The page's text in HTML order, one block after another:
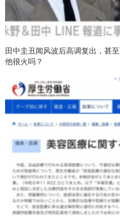
田中圭丑闻风波后高调复出，甚
他很火吗？